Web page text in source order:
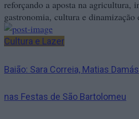
reforçando a aposta na agricultura,
gastronomia, cultura e dinamização
Cultura e Lazer
Baião: Sara Correia, Matias
nas Festas de São Bartolomeu